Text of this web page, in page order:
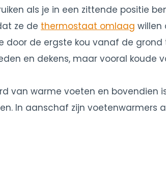
als je in een zittende positie
ze de thermostaat omlaag willen
door de ergste kou vanaf de grond
en dekens, maar vooral koude
van warme voeten en bovendien
In aanschaf zijn voetenwarmers